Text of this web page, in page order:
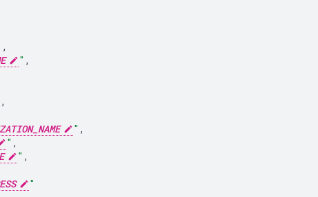
,
" ,
,
" ,
" ,
" ,
"